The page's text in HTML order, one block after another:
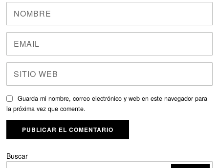
Guarda mi nombre, correo electrónico y web en este navegador para
la próxima vez que comente.
Buscar